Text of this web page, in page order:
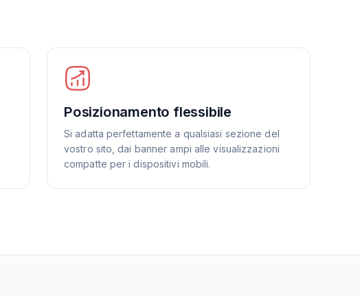
Posizionamento flessibile
Si adatta perfettamente a qualsiasi sezione del
vostro sito, dai banner ampi alle visualizzazioni
compatte per i dispositivi mobili.